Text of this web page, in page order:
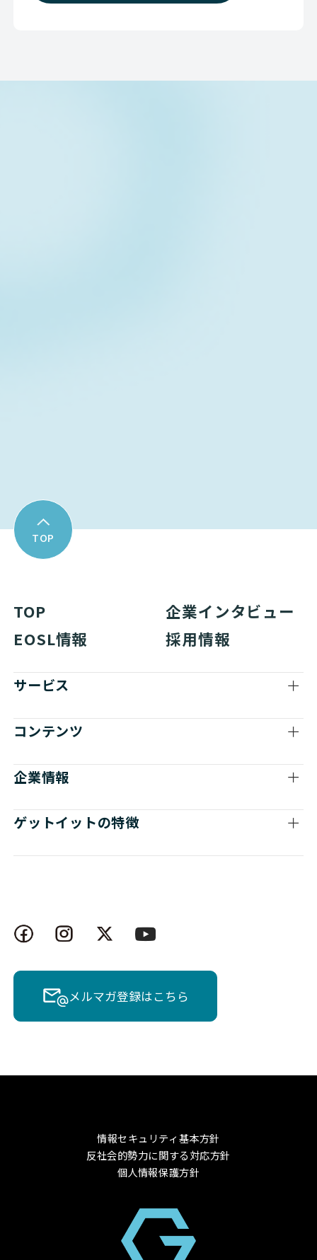
TOP
TOP
企業インタビュー
EOSL情報
採用情報
サービス
コンテンツ
企業情報
ゲットイットの特徴
メルマガ登録はこちら
情報セキュリティ基本方針
反社会的勢力に関する対応方針
個人情報保護方針